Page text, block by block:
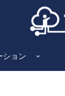
ション